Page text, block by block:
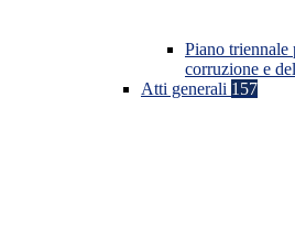
Piano triennale
corruzione e
Atti generali 157